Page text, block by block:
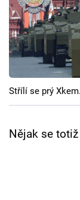
Seriály
Hry
Cool Esport
Pořady
TV Program
Střílí se prý
Nějak se